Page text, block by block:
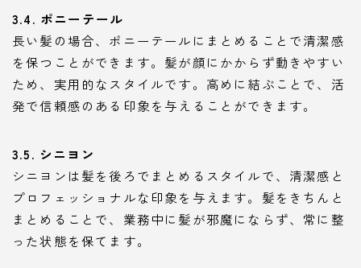
3.4. ポニーテール
長い髪の場合、ポニーテールにまとめることで清潔感
を保つことができます。髪が顔にかからず動きやすい
ため、実用的なスタイルです。高めに結ぶことで、活
発で信頼感のある印象を与えることができます。
3.5. シニヨン
シニヨンは髪を後ろでまとめるスタイルで、清潔感と
プロフェッショナルな印象を与えます。髪をきちんと
まとめることで、業務中に髪が邪魔にならず、常に整
った状態を保てます。